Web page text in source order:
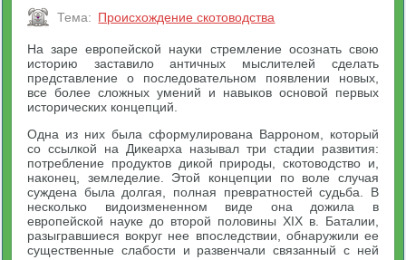
Тема: Происхождение скотоводства
На заре европейской науки стремление осознать свою
историю заставило античных мыслителей сделать
представление о последовательном появлении новых,
все более сложных умений и навыков основой первых
исторических концепций.
Одна из них была сформулирована Варроном, который
со ссылкой на Дикеарха называл три стадии развития:
потребление продуктов дикой природы, скотоводство и,
наконец, земледелие. Этой концепции по воле случая
суждена была долгая, полная превратностей судьба. В
несколько видоизмененном виде она дожила в
европейской науке до второй половины XIX в. Баталии,
разыгравшиеся вокруг нее впоследствии, обнаружили ее
существенные слабости и развенчали связанный с ней